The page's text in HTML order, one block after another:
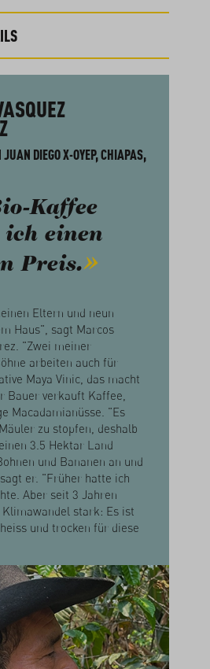
DIEGO X-OYEP, CHIAPAS,
Kaffee
einen
Preis.
Eltern und neun
Haus", sagt Marcos
"Zwei meiner
arbeiten auch für
Maya Vinic, das macht
Bauer verkauft Kaffee,
Macadamianüsse. "Es
zu stopfen, deshalb
3.5 Hektar Land
und Bananen an und
er. "Früher hatte ich
Aber seit 3 Jahren
stark: Es ist
und trocken für diese